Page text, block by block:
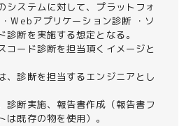
システムに対して、プラットフォ
Webアプリケーション診断 ・ソ
診断を実施する想定となる。
コード診断を担当頂くイメージと
、診断を担当するエンジニアとし
診断実施、報告書作成（報告書フ
は既存の物を使用）。